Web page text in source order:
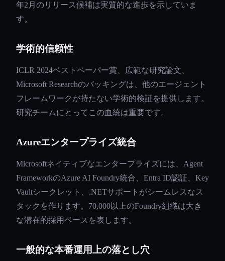
年2月のリリース候補は実質的な進歩を示していま
す。
学術的信頼性
ICLR 2024ベストペーパー賞、広範な研究論文、
Microsoft Researchのバッキングは、他のエージェント
フレームワークが持たない学術的検証を提供します。
研究チームにとってこの血統は重要です。
Azureエンタープライズ統合
Microsoftネイティブなエンタープライズには、Agent
FrameworkのAzure AI Foundry統合、Entra ID認証、Key
Vaultシークレット、.NETサポートがシームレスなス
タックを作ります。70,000以上のFoundry組織は大き
な潜在的採用ベースを表します。
一般的な本番運用上の落とし穴